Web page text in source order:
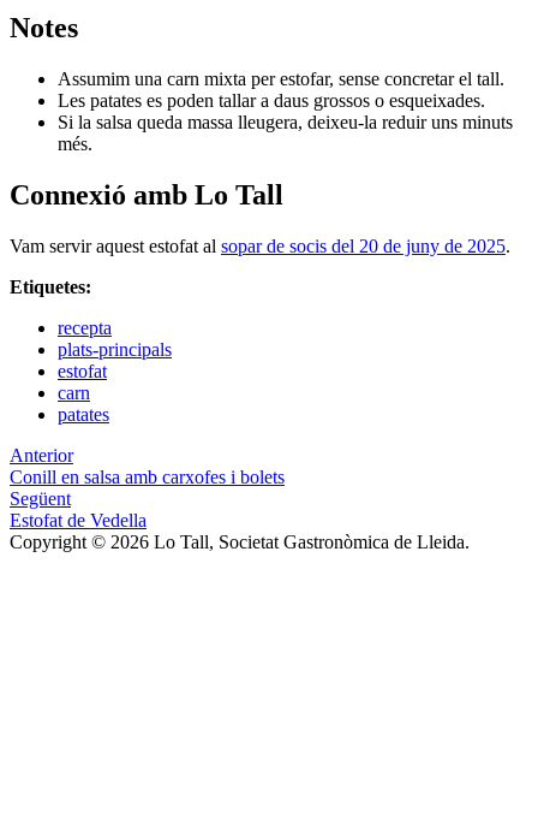
Notes
Assumim una carn mixta per estofar, sense concretar el tall.
Les patates es poden tallar a daus grossos o esqueixades.
Si la salsa queda massa lleugera, deixeu-la reduir uns minuts
més.
Connexió amb Lo Tall
Vam servir aquest estofat al sopar de socis del 20 de juny de 2025.
Etiquetes:
recepta
plats-principals
estofat
carn
patates
Anterior
Conill en salsa amb carxofes i bolets
Següent
Estofat de Vedella
Copyright © 2026 Lo Tall, Societat Gastronòmica de Lleida.